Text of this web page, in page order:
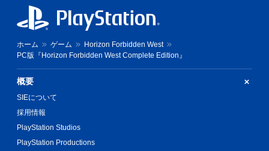
ホーム ゲーム
Horizon Forbidden West
PC版『Horizon Forbidden West Complete Edition』
概要
SIEについて
採用情報
PlayStation Studios
PlayStation Productions